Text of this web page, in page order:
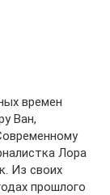
времен
Ван,
Лора
Из своих
прошлого